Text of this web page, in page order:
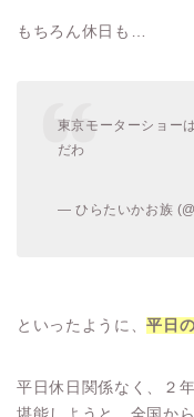
もちろん休日も…
東京モーターショー
だわ
— ひらたいかお族
といったように、平日
平日休日関係なく、２